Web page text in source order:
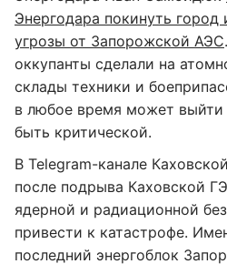
Энергодара покинуть
угрозы от Запорожской АЭС
оккупанты сделали на
склады техники и
в любое время может выйти
быть критической.
В Telegram-канале
после подрыва Каховской
ядерной и радиационной
привести к катастрофе.
последний энергоблок